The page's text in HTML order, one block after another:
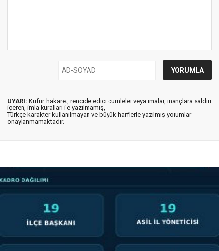
UYARI: Küfür, hakaret, rencide edici cümleler veya imalar, inançlara saldırı
içeren, imla kuralları ile yazılmamış,
Türkçe karakter kullanılmayan ve büyük harflerle yazılmış yorumlar
onaylanmamaktadır.